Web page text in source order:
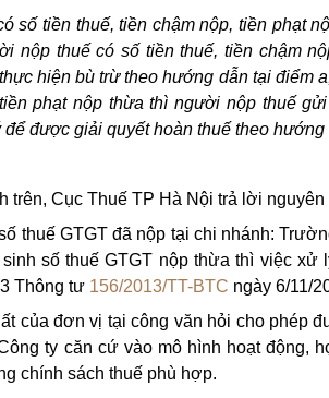
số tiền thuế, tiền chậm nộp, tiền phạt
nộp thuế có số tiền thuế, tiền chậm
hiện bù trừ theo hướng dẫn tại điểm
phạt nộp thừa thì người nộp thuế
được giải quyết hoàn thuế theo
trên, Cục Thuế TP Hà Nội trả lời nguyên
thuế GTGT đã nộp tại chi nhánh:
số thuế GTGT nộp thừa thì việc
Thông tư 156/2013/TT-BTC ngày 6/11/
của đơn vị tại công văn hỏi cho phép
ty căn cứ vào mô hình hoạt động,
chính sách thuế phù hợp.